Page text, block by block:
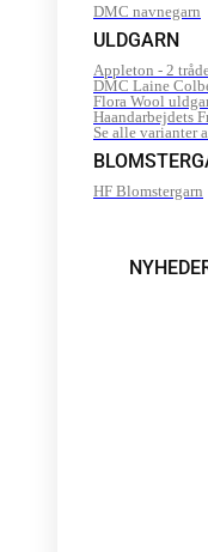
DMC navnegarn
ULDGARN
Appleton - 2
DMC Laine
Flora Wool
Haandarbejdets
Se alle varianter
HF Blomstergarn